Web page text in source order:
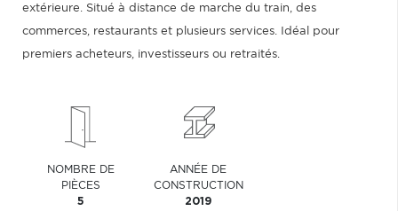
extérieure. Situé à distance de marche du train, des
commerces, restaurants et plusieurs services. Idéal pour
premiers acheteurs, investisseurs ou retraités.
NOMBRE DE
PIÈCES
5
ANNÉE DE
CONSTRUCTION
2019